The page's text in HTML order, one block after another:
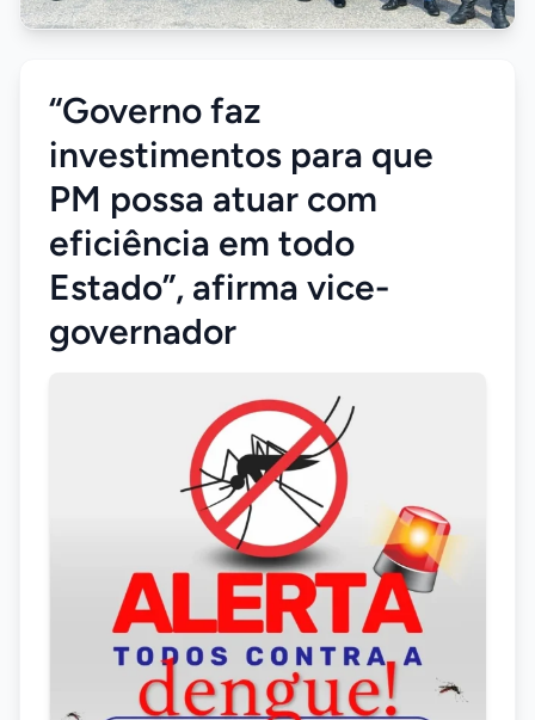
“Governo faz
investimentos para que
PM possa atuar com
eficiência em todo
Estado”, afirma vice-
governador